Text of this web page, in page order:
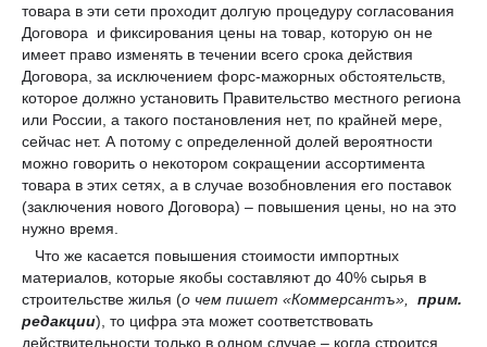
товара в эти сети проходит долгую процедуру согласования
Договора и фиксирования цены на товар, которую он не
имеет право изменять в течении всего срока действия
Договора, за исключением форс-мажорных обстоятельств,
которое должно установить Правительство местного региона
или России, а такого постановления нет, по крайней мере,
сейчас нет. А потому с определенной долей вероятности
можно говорить о некотором сокращении ассортимента
товара в этих сетях, а в случае возобновления его поставок
(заключения нового Договора) – повышения цены, но на это
нужно время.
Что же касается повышения стоимости импортных
материалов, которые якобы составляют до 40% сырья в
строительстве жилья (о чем пишет «Коммерсантъ», прим.
редакции), то цифра эта может соответствовать
действительности только в одном случае – когда строится